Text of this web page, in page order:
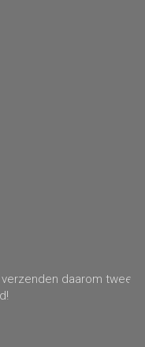
daarom twee